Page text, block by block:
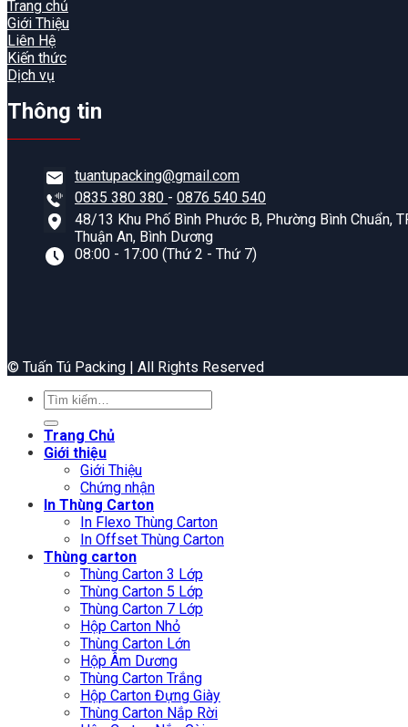
Trang chủ
Giới Thiệu
Liên Hệ
Kiến thức
Dịch vụ
Thông tin
tuantupacking@gmail.com
0835 380 380 - 0876 540 540
48/13 Khu Phố Bình Phước B, Phường Bình Chuẩn,
Thuận An, Bình Dương
08:00 - 17:00 (Thứ 2 - Thứ 7)
©️ Tuấn Tú Packing | All Rights Reserved
Tìm
Trang Chủ
Giới thiệu
Giới Thiệu
Chứng nhận
In Thùng Carton
In Flexo Thùng Carton
In Offset Thùng Carton
Thùng carton
Thùng Carton 3 Lớp
Thùng Carton 5 Lớp
Thùng Carton 7 Lớp
Hộp Carton Nhỏ
Thùng Carton Lớn
Hộp Âm Dương
Thùng Carton Trắng
Hộp Carton Đựng Giày
Thùng Carton Nắp Rời